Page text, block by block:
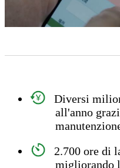
Diversi
all'anno
2.700 ore di
migliorando